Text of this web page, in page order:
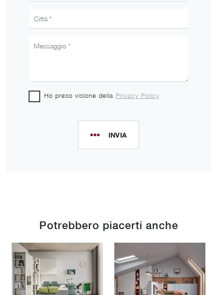
Ho preso visione della Privacy Policy
INVIA
Potrebbero piacerti anche